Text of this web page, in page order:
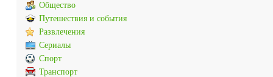
Общество
Путешествия и события
Развлечения
Сериалы
Спорт
Транспорт